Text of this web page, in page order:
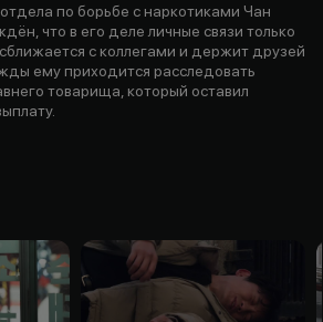
по борьбе с наркотиками Чан
что в его деле личные связи только
с коллегами и держит друзей
ему приходится расследовать
товарища, который оставил